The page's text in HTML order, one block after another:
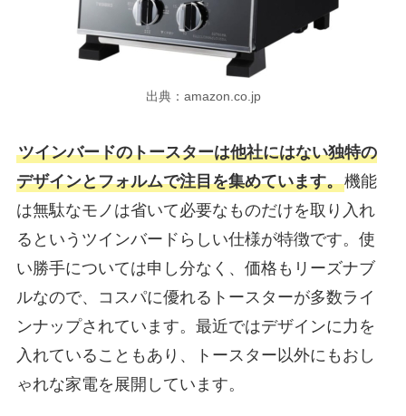
出典：amazon.co.jp
ツインバードのトースターは他社にはない独特の
デザインとフォルムで注目を集めています。機能
は無駄なモノは省いて必要なものだけを取り入れ
るというツインバードらしい仕様が特徴です。使
い勝手については申し分なく、価格もリーズナブ
ルなので、コスパに優れるトースターが多数ライ
ンナップされています。最近ではデザインに力を
入れていることもあり、トースター以外にもおし
ゃれな家電を展開しています。